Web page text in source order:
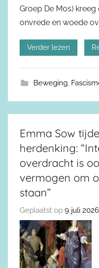
Groep De Mos)
onvrede en woede
Verder lezen
Beweging,
Emma Sow
herdenking:
overdracht is
vermogen om
staan”
Geplaatst op 9 juli 2026